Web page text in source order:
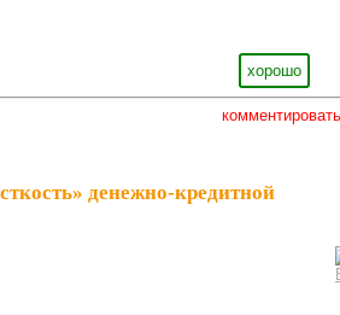
хорошо
комментировать
денежно-кредитной